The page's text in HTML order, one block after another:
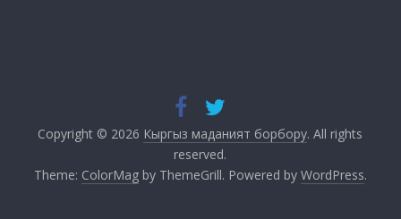
Copyright © 2026 Кыргыз маданият борбору. All rights
reserved.
Theme: ColorMagby ThemeGrill. Powered by WordPress.